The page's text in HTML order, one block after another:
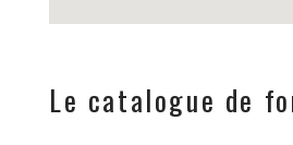
Le catalogue de